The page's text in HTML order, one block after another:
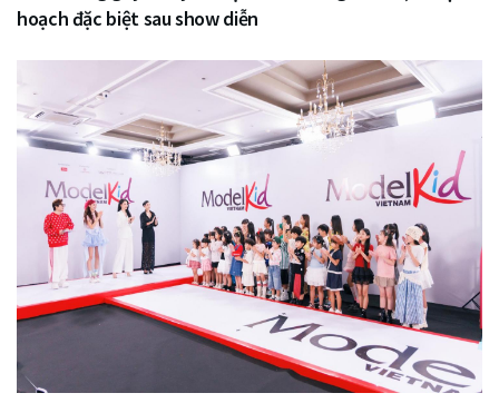
hoạch đặc biệt sau show diễn